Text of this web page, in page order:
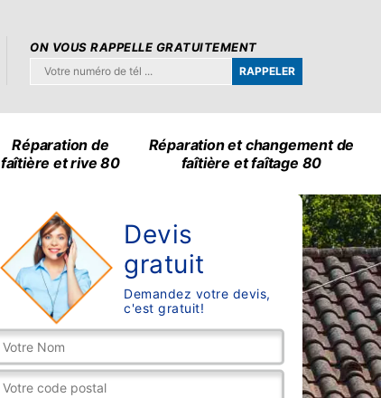
ON VOUS RAPPELLE GRATUITEMENT
Réparation de
faîtière et rive 80
Réparation et changement de
faîtière et faîtage 80
Devis
gratuit
Demandez votre devis,
c'est gratuit!